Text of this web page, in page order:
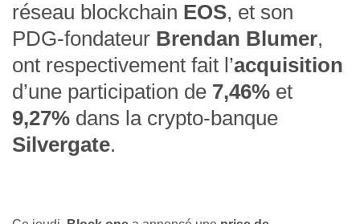
réseau blockchain EOS, et son
PDG-fondateur Brendan Blumer,
ont respectivement fait l’acquisition
d’une participation de 7,46% et
9,27% dans la crypto-banque
Silvergate.